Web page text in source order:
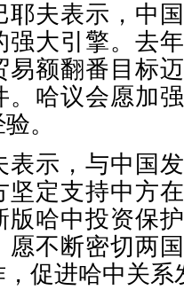
耶夫表示，中
强大引擎。去
易额翻番目标
。哈议会愿加
。
表示，与中国
坚定支持中方
版哈中投资保
愿不断密切两
促进哈中关系